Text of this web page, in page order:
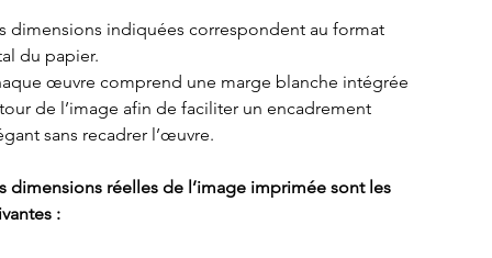
dimensions indiquées correspondent au format
du papier.
œuvre comprend une marge blanche intégrée
de l’image afin de faciliter un encadrement
sans recadrer l’œuvre.
dimensions réelles de l’image imprimée sont les
: